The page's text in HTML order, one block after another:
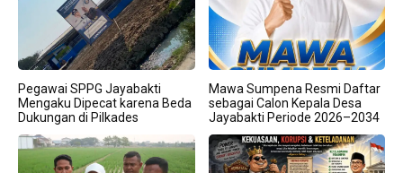
Pegawai SPPG Jayabakti
Mengaku Dipecat karena Beda
Dukungan di Pilkades
Mawa Sumpena Resmi Daftar
sebagai Calon Kepala Desa
Jayabakti Periode 2026–2034